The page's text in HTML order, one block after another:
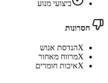
ביצועי מנוע
חסרונות
Xהנדסת אנוש
Xמרווח מאחור
Xאיכות חומרים